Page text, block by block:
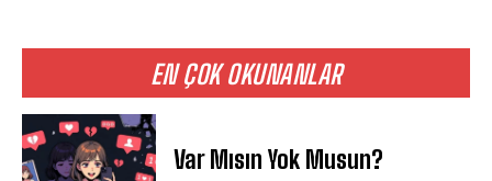
EN ÇOK OKUNANLAR
Var Mısın Yok Musun?